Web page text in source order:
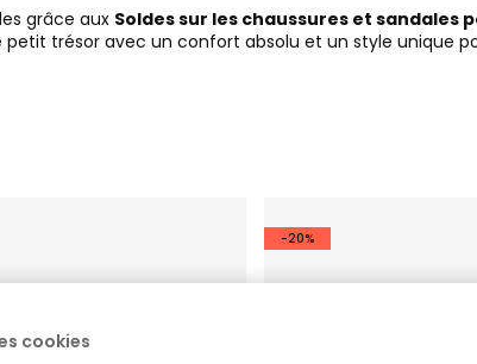
grâce aux Soldes sur les chaussures et sandales
trésor avec un confort absolu et un style unique
-20%
cookies